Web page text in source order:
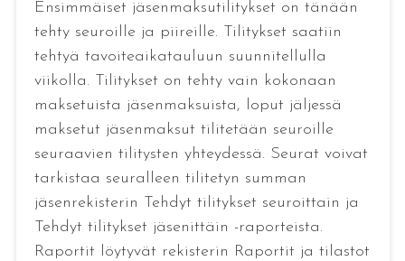
Ensimmäiset jäsenmaksutilitykset on tänään
tehty seuroille ja piireille. Tilitykset saatiin
tehtyä tavoiteaikatauluun suunnitellulla
viikolla. Tilitykset on tehty vain kokonaan
maksetuista jäsenmaksuista, loput jäljessä
maksetut jäsenmaksut tilitetään seuroille
seuraavien tilitysten yhteydessä. Seurat voivat
tarkistaa seuralleen tilitetyn summan
jäsenrekisterin Tehdyt tilitykset seuroittain ja
Tehdyt tilitykset jäsenittäin -raporteista.
Raportit löytyvät rekisterin Raportit ja tilastot